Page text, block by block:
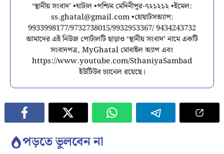
‘স্থানীয় সংবাদ’ •ঘাটাল •পশ্চিম মেদিনীপুর-৭২১২১২ •ইমেল:
ss.ghatal@gmail.com•হোয়াটসঅ্যাপ:
9933998177/9732738015/9932953367/ 9434243732
আমাদের এই নিউজ পোর্টালটি ছাড়াও ‘স্থানীয় সংবাদ’ নামে একটি
সংবাদপত্র, MyGhatal মোবাইল অ্যাপ এবং
https://www.youtube.com/SthaniyaSambad
ইউটিউব চ্যানেল রয়েছে।
পড়তে ভুলবেন না